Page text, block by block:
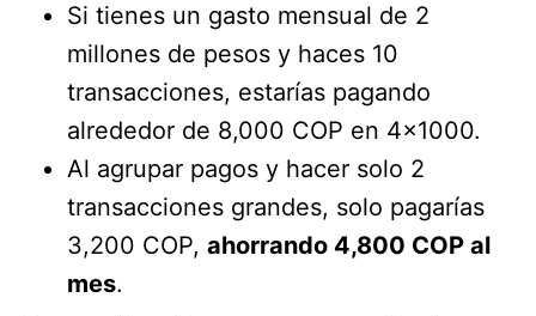
Si tienes un gasto mensual de 2
millones de pesos y haces 10
transacciones, estarías pagando
alrededor de 8,000 COP en 4×1000.
Al agrupar pagos y hacer solo 2
transacciones grandes, solo pagarías
3,200 COP, ahorrando 4,800 COP al
mes.